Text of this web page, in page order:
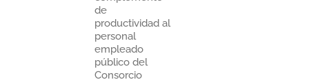
de
productividad al
personal
empleado
público del
Consorcio